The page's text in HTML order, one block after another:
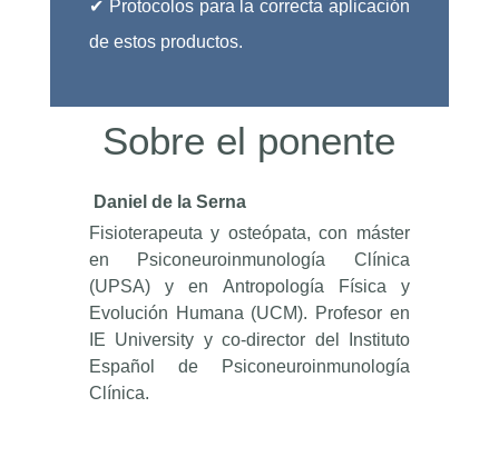
✔ Protocolos para la correcta aplicación
de estos productos.
Sobre el ponente
Daniel de la Serna
Fisioterapeuta y osteópata, con máster
en Psiconeuroinmunología Clínica
(UPSA) y en Antropología Física y
Evolución Humana (UCM). Profesor en
IE University y co-director del Instituto
Español de Psiconeuroinmunología
Clínica.